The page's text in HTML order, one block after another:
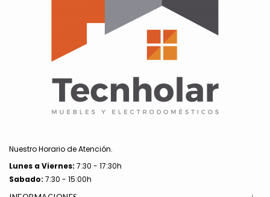
Nuestro Horario de Atención.
Lunes aViernes: 7:30 - 17:30h
Sabado: 7:30 - 15:00h